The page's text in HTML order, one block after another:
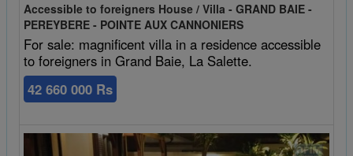
Accessible to foreigners House / Villa - GRAND BAIE -
PEREYBERE - POINTE AUX CANNONIERS
For sale: magnificent villa in a residence accessible
to foreigners in Grand Baie, La Salette.
42 660 000 Rs